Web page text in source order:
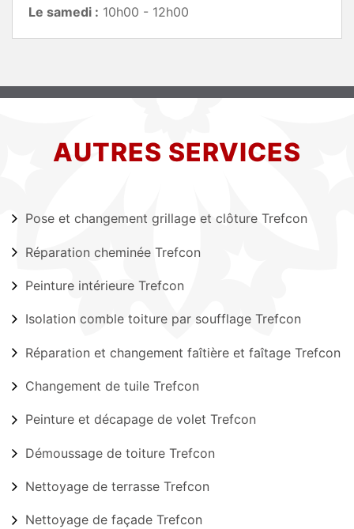
Le samedi : 10h00 - 12h00
AUTRES SERVICES
Pose et changement grillage et clôture Trefcon
Réparation cheminée Trefcon
Peinture intérieure Trefcon
Isolation comble toiture par soufflage Trefcon
Réparation et changement faîtière et faîtage Trefcon
Changement de tuile Trefcon
Peinture et décapage de volet Trefcon
Démoussage de toiture Trefcon
Nettoyage de terrasse Trefcon
Nettoyage de façade Trefcon